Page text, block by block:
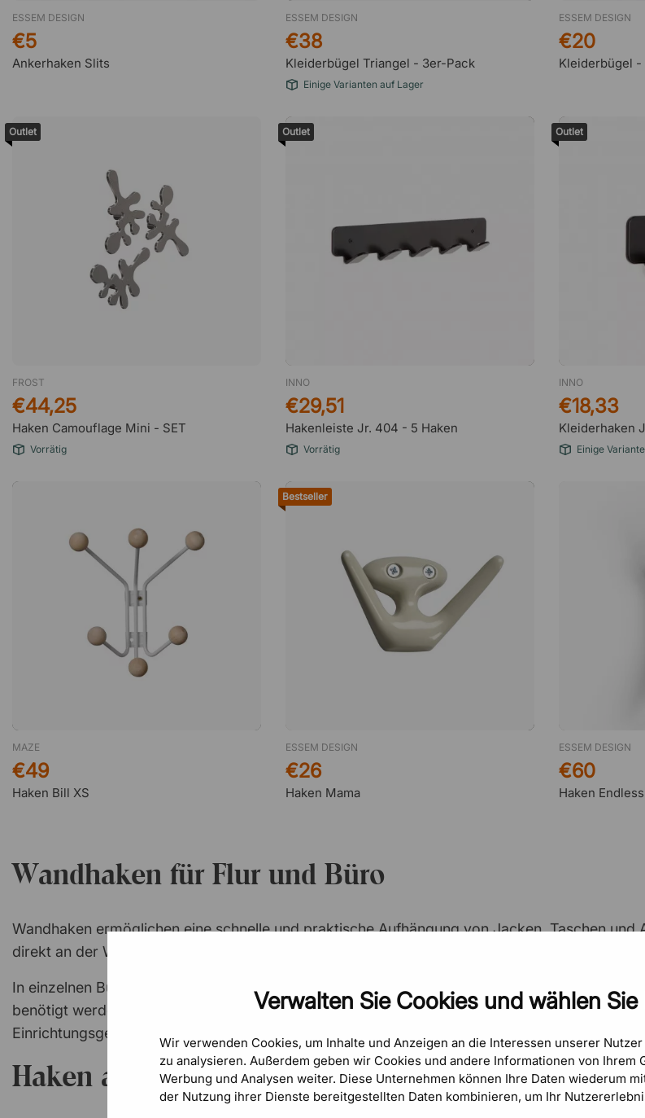
Verwalten Sie Cookies und wählen
Wir verwenden Cookies, um Inhalte und Anzeigen an die Interessen unserer
zu analysieren. Außerdem geben wir Cookies und andere Informationen von Ihrem
Werbung und Analysen weiter. Diese Unternehmen können Ihre Daten wiederum
der Nutzung ihrer Dienste bereitgestellten Daten kombinieren, um Ihr
ESSEM DESIGN
Ankerhaken Slits
€5
ESSEM DESIGN
Kleiderbügel Triangel - 3er-Pack
€38
Einige Varianten auf Lager
ESSEM DESIGN
Kleiderbügel -
€20
Outlet
FROST
Haken Camouflage Mini - SET
€44,25
Vorrätig
Outlet
INNO
Hakenleiste Jr. 404 - 5 Haken
€29,51
Vorrätig
Outlet
INNO
Kleiderhaken
€18,33
Einige
MAZE
Haken Bill XS
€49
Bestseller
ESSEM DESIGN
Haken Mama
€26
ESSEM DESIGN
Haken Endless
€60
Wandhaken für Flur und Büro
Wandhaken ermöglichen eine schnelle und praktische Aufhängung von Jacken, Taschen und
direkt an der Wand montiert und sind in verschiedenen Materialien wie Aluminium, Kunststoff,
In einzelnen Büroräumen genügt oft ein einzelner Haken pro Person, während in
benötigt werden, um Mitarbeitenden und Besuchern ausreichend Platz zu bieten. Ergänzend
Einrichtungsgegenstände
Haken aus Aluminium und Kunststoff